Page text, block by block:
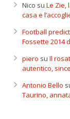
Nico su Le Zie,
casa e
Football
Fossette 2014
piero su Il
autentico,
Antonio Bello
Taurino,